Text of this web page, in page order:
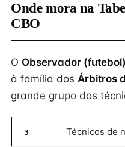
Onde mora na
CBO
O Observador (futebol)
à família dos Árbitros
grande grupo dos
3 Técnicos de